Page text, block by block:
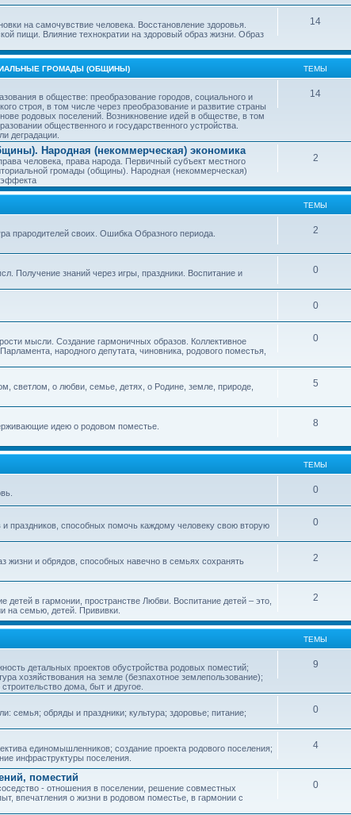
на самочувствие человека. Восстановление здоровья.
пищи. Влияние технократии на здоровый образ жизни. Образ
14
ГРОМАДЫ (ОБЩИНЫ) ТЕМЫ
в обществе: преобразование городов, социального и
строя, в том числе через преобразование и развитие страны
родовых поселений. Возникновение идей в обществе, в том
общественного и государственного устройства.
деградации.
14
Народная (некоммерческая) экономика
человека, права народа. Первичный субъект местного
громады (общины). Народная (некоммерческая)
эффекта
2
ТЕМЫ
прародителей своих. Ошибка Образного периода. 2
Получение знаний через игры, праздники. Воспитание и
0
0
мысли. Создание гармоничных образов. Коллективное
народного депутата, чиновника, родового поместья,
0
светлом, о любви, семье, детях, о Родине, земле, природе,
5
идею о родовом поместье. 8
ТЕМЫ
0
и праздников, способных помочь каждому человеку свою вторую
0
и обрядов, способных навечно в семьях сохранять
2
в гармонии, пространстве Любви. Воспитание детей – это,
на семью, детей. Прививки.
2
ТЕМЫ
детальных проектов обустройства родовых поместий;
хозяйствования на земле (безпахотное землепользование);
дома, быт и другое.
9
семья; обряды и праздники; культура; здоровье; питание;
0
единомышленников; создание проекта родового поселения;
инфраструктуры поселения.
4
поместий
- отношения в поселении, решение совместных
впечатления о жизни в родовом поместье, в гармонии с
0